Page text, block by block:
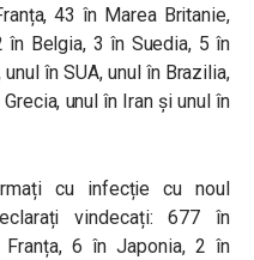
43 în Marea Britanie,
în Belgia, 3 în Suedia, 5 în
în SUA, unul în Brazilia,
unul în Iran și unul în
cu infecție cu noul
vindecați: 677 în
Franța, 6 în Japonia, 2 în